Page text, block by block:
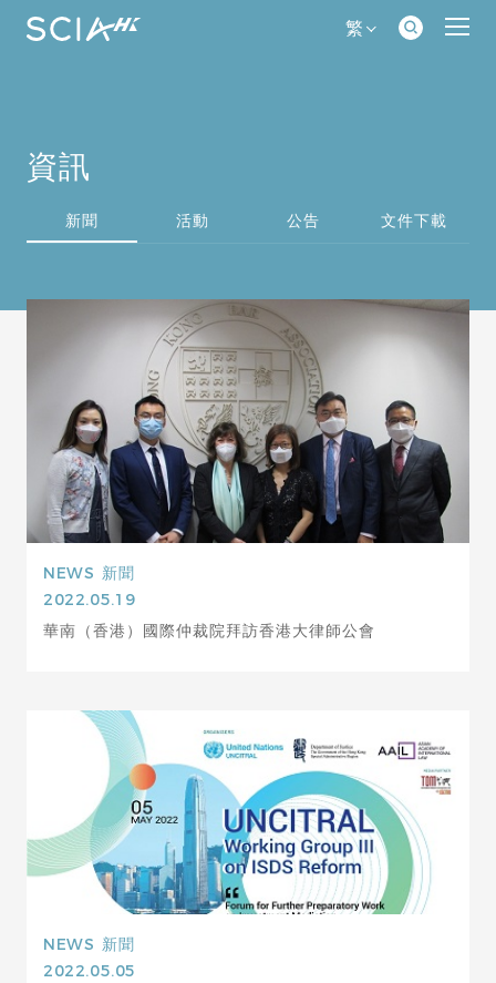
繁
資訊
新聞 活動 公告 文件下載
NEWS 新聞
2022.05.19
華南（香港）國際仲裁院拜訪香港大律師公會
NEWS 新聞
2022.05.05